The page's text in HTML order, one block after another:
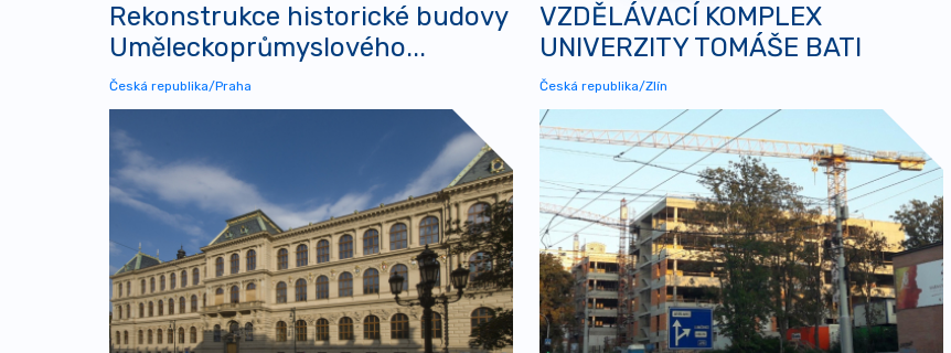
Rekonstrukce historické budovy
Uměleckoprůmyslového...
Česká republika/Praha
VZDĚLÁVACÍ KOMPLEX
UNIVERZITY TOMÁŠE BATI
Česká republika/Zlín